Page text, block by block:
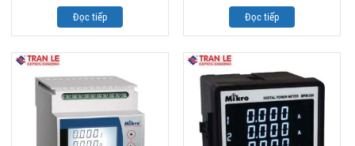
Đọc tiếp Đọc tiếp